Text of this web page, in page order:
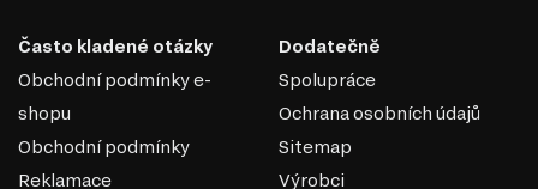
Často kladené otázky
Obchodní podmínky e-
shopu
Obchodní podmínky
Reklamace
Dodatečně
Spolupráce
Ochrana osobních údajů
Sitemap
Výrobci